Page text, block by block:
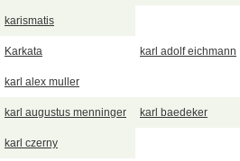
karismatis
Karkata karl adolf eichmann
karl alex muller
karl augustus menninger karl baedeker
karl czerny